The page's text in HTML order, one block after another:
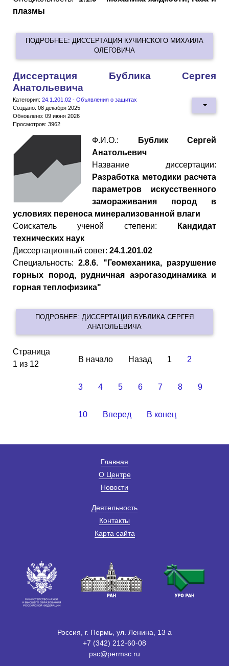
плазмы
ПОДРОБНЕЕ: ДИССЕРТАЦИЯ КУЧИНСКОГО МИХАИЛА
ОЛЕГОВИЧА
Диссертация Бублика Сергея
Анатольевича
Категория: 24.1.201.02 - Объявления о защитах
Создано: 08 декабря 2025
Обновлено: 09 июня 2026
Просмотров: 3962
Ф.И.О.:
Бублик Сергей
Анатольевич
Название диссертации:
Разработка методики расчета
параметров искусственного
замораживания пород в
условиях переноса минерализованной влаги
Cоискатель ученой степени: Кандидат
технических наук
Диссертационный совет: 24.1.201.02
Специальность:2.8.6. "Геомеханика, разрушение
горных пород, рудничная аэрогазодинамика и
горная теплофизика"
ПОДРОБНЕЕ: ДИССЕРТАЦИЯ БУБЛИКА СЕРГЕЯ
АНАТОЛЬЕВИЧА
Страница
1 из 12
В начало Назад 1 2
3 4 5 6 7 8 9
10 Вперед В конец
Главная
О Центре
Новости
Деятельность
Контакты
Карта сайта
Россия, г. Пермь, ул. Ленина, 13 а
+7 (342) 212-60-08
psc@permsc.ru